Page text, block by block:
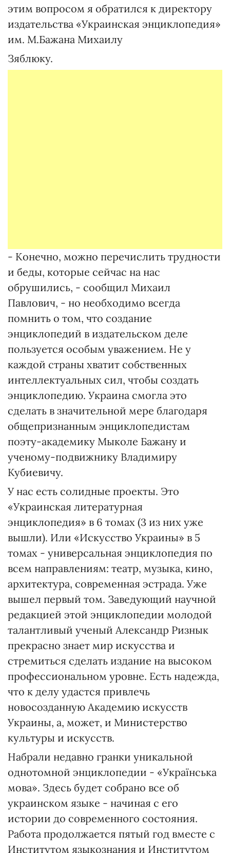
этим вопросом я обратился к директору
издательства «Украинская энциклопедия»
им. М.Бажана Михаилу
Зяблюку.
- Конечно, можно перечислить трудности
и беды, которые сейчас на нас
обрушились, - сообщил Михаил
Павлович, - но необходимо всегда
помнить о том, что создание
энциклопедий в издательском деле
пользуется особым уважением. Не у
каждой страны хватит собственных
интеллектуальных сил, чтобы создать
энциклопедию. Украина смогла это
сделать в значительной мере благодаря
общепризнанным энциклопедистам
поэту-академику Мыколе Бажану и
ученому-подвижнику Владимиру
Кубиевичу.
У нас есть солидные проекты. Это
«Украинская литературная
энциклопедия» в 6 томах (3 из них уже
вышли). Или «Искусство Украины» в 5
томах - универсальная энциклопедия по
всем направлениям: театр, музыка, кино,
архитектура, современная эстрада. Уже
вышел первый том. Заведующий научной
редакцией этой энциклопедии молодой
талантливый ученый Александр Ризнык
прекрасно знает мир искусства и
стремиться сделать издание на высоком
профессиональном уровне. Есть надежда,
что к делу удастся привлечь
новосозданную Академию искусств
Украины, а, может, и Министерство
культуры и искусств.
Набрали недавно гранки уникальной
однотомной энциклопедии - «Українська
мова». Здесь будет собрано все об
украинском языке - начиная с его
истории до современного состояния.
Работа продолжается пятый год вместе с
Институтом языкознания и Институтом